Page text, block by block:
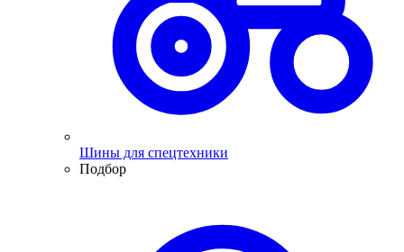
Шины для спецтехники
Подбор